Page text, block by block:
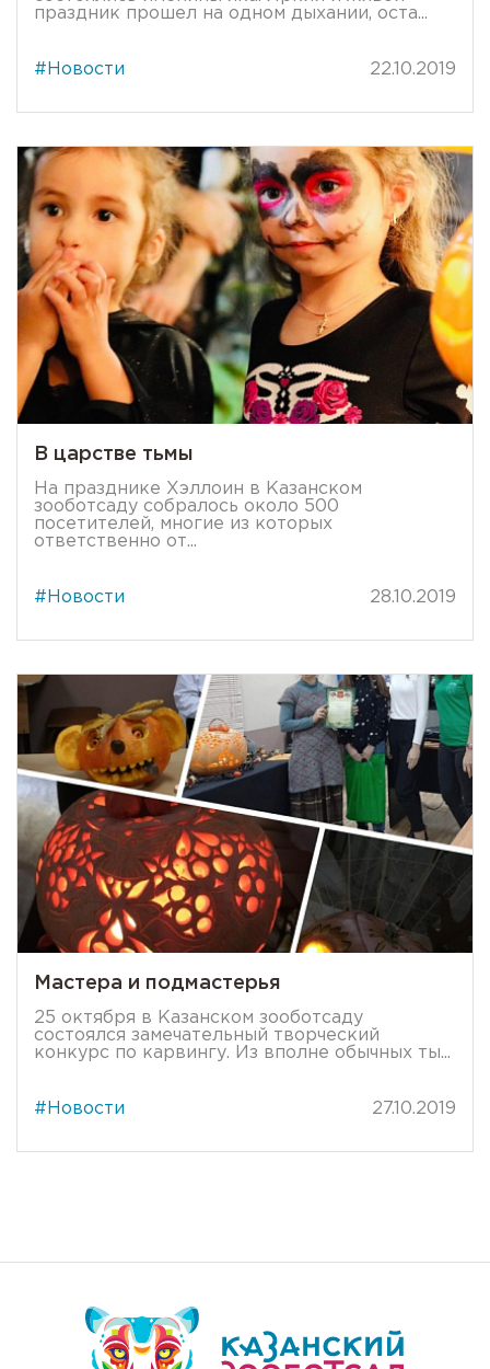
праздник прошел на одном дыхании, оста...
#Новости 22.10.2019
В царстве тьмы
На празднике Хэллоин в Казанском
зооботсаду собралось около 500
посетителей, многие из которых
ответственно от...
#Новости 28.10.2019
Мастера и подмастерья
25 октября в Казанском зооботсаду
состоялся замечательный творческий
конкурс по карвингу. Из вполне обычных ты...
#Новости 27.10.2019